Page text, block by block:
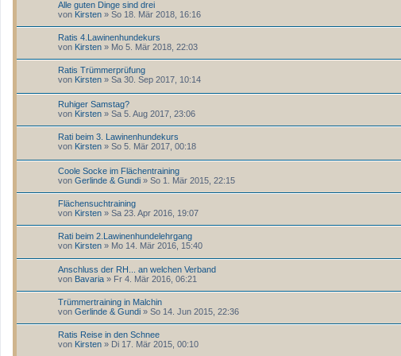
Alle guten Dinge sind drei
von Kirsten » So 18. Mär 2018, 16:16
Ratis 4.Lawinenhundekurs
von Kirsten » Mo 5. Mär 2018, 22:03
Ratis Trümmerprüfung
von Kirsten » Sa 30. Sep 2017, 10:14
Ruhiger Samstag?
von Kirsten » Sa 5. Aug 2017, 23:06
Rati beim 3. Lawinenhundekurs
von Kirsten » So 5. Mär 2017, 00:18
Coole Socke im Flächentraining
von Gerlinde & Gundi » So 1. Mär 2015, 22:15
Flächensuchtraining
von Kirsten » Sa 23. Apr 2016, 19:07
Rati beim 2.Lawinenhundelehrgang
von Kirsten » Mo 14. Mär 2016, 15:40
Anschluss der RH... an welchen Verband
von Bavaria » Fr 4. Mär 2016, 06:21
Trümmertraining in Malchin
von Gerlinde & Gundi » So 14. Jun 2015, 22:36
Ratis Reise in den Schnee
von Kirsten » Di 17. Mär 2015, 00:10